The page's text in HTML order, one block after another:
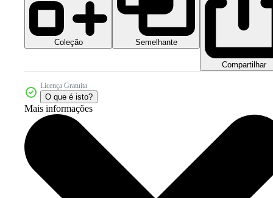
Coleção Semelhante
Compartilhar
Licença Gratuita
O que é isto?
Mais informações